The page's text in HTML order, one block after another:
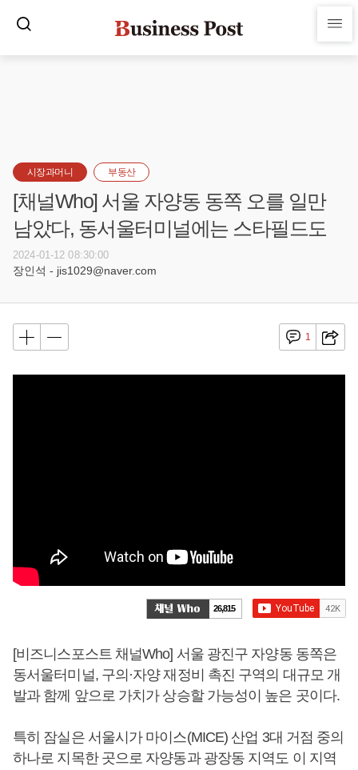
시장과머니 부동산
[채널Who] 서울 자양동 동쪽 오를 일만
남았다, 동서울터미널에는 스타필드도
2024-01-12 08:30:00
장인석 - jis1029@naver.com
1
26,815
[비즈니스포스트 채널Who] 서울 광진구 자양동 동쪽은
동서울터미널, 구의·자양 재정비 촉진 구역의 대규모 개
발과 함께 앞으로 가치가 상승할 가능성이 높은 곳이다.
특히 잠실은 서울시가 마이스(MICE) 산업 3대 거점 중의
하나로 지목한 곳으로 자양동과 광장동 지역도 이 지역